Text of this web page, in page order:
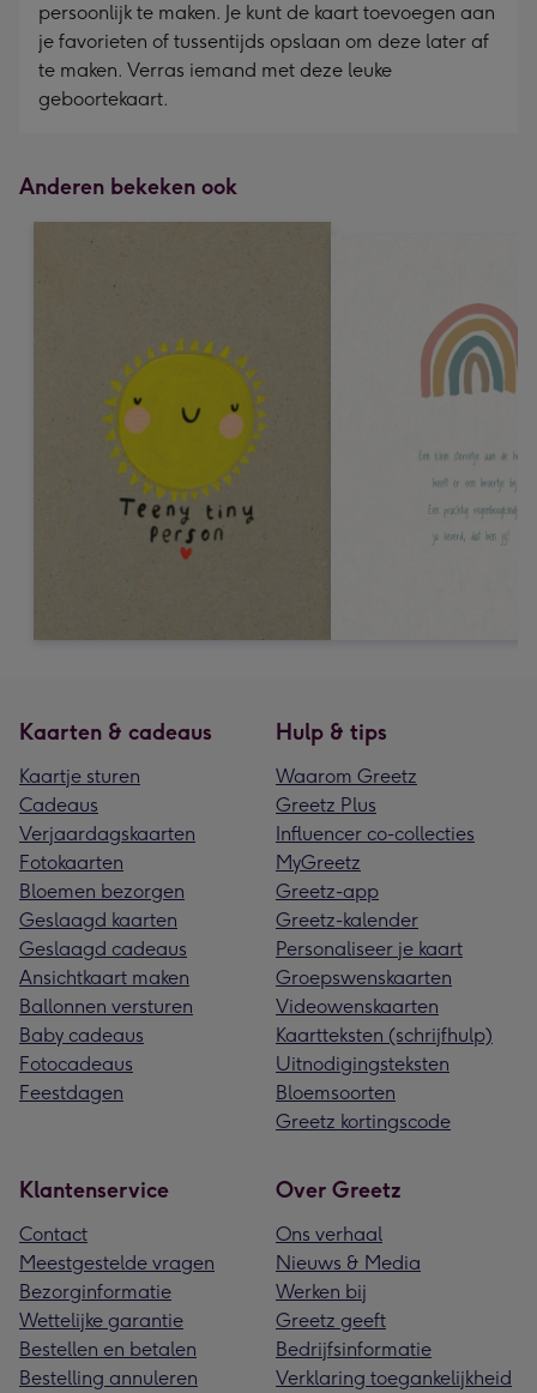
persoonlijk te maken. Je kunt de kaart toevoegen aan
je favorieten of tussentijds opslaan om deze later af
te maken. Verras iemand met deze leuke
geboortekaart.
Anderen bekeken ook
Kaarten & cadeaus
Kaartje sturen
Cadeaus
Verjaardagskaarten
Fotokaarten
Bloemen bezorgen
Geslaagd kaarten
Geslaagd cadeaus
Ansichtkaart maken
Ballonnen versturen
Baby cadeaus
Fotocadeaus
Feestdagen
Hulp & tips
Waarom Greetz
Greetz Plus
Influencer co-collecties
MyGreetz
Greetz-app
Greetz-kalender
Personaliseer je kaart
Groepswenskaarten
Videowenskaarten
Kaartteksten (schrijfhulp)
Uitnodigingsteksten
Bloemsoorten
Greetz kortingscode
Klantenservice
Contact
Meestgestelde vragen
Bezorginformatie
Wettelijke garantie
Bestellen en betalen
Bestelling annuleren
Over Greetz
Ons verhaal
Nieuws & Media
Werken bij
Greetz geeft
Bedrijfsinformatie
Verklaring toegankelijkheid